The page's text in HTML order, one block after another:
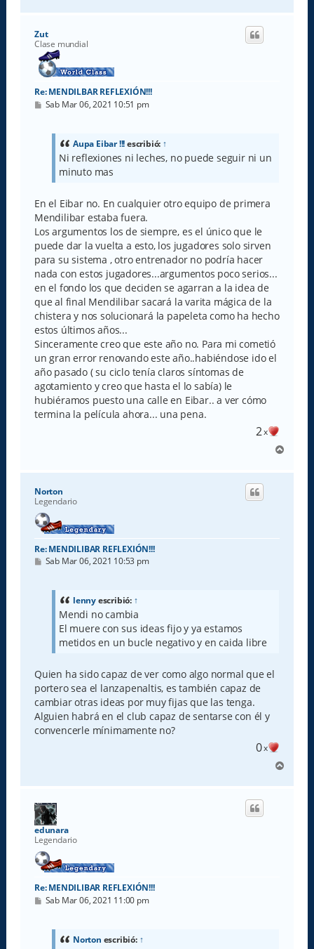
r
Zut
Clase mundial
Re: MENDILBAR REFLEXIÓN!!!
M
Sab Mar 06, 2021 10:51 pm
Aupa Eibar !!!escribió: ↑
Ni reflexiones ni leches, no puede seguir ni un
minuto mas
En el Eibar no. En cualquier otro equipo de primera
Mendilibar estaba fuera.
Los argumentos los de siempre, es el único que le
puede dar la vuelta a esto, los jugadores solo sirven
para su sistema , otro entrenador no podría hacer
nada con estos jugadores...argumentos poco serios...
en el fondo los que deciden se agarran a la idea de
que al final Mendilibar sacará la varita mágica de la
chistera y nos solucionará la papeleta como ha hecho
estos últimos años...
Sinceramente creo que este año no. Para mi cometió
un gran error renovando este año..habiéndose ido el
año pasado ( su ciclo tenía claros síntomas de
agotamiento y creo que hasta el lo sabía) le
hubiéramos puesto una calle en Eibar.. a ver cómo
termina la película ahora... una pena.
2x
r
Norton
Legendario
Re: MENDILIBAR REFLEXIÓN!!!
M
Sab Mar 06, 2021 10:53 pm
lennyescribió: ↑
Mendi no cambia
El muere con sus ideas fijo y ya estamos
metidos en un bucle negativo y en caida libre
Quien ha sido capaz de ver como algo normal que el
portero sea el lanzapenaltis, es también capaz de
cambiar otras ideas por muy fijas que las tenga.
Alguien habrá en el club capaz de sentarse con él y
convencerle mínimamente no?
0x
r
edunara
Legendario
Re: MENDILIBAR REFLEXIÓN!!!
M
Sab Mar 06, 2021 11:00 pm
Norton escribió: ↑